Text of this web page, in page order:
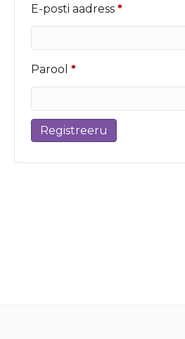
E-posti aadress *Nõutud
Parool *Nõutud
Registreeru